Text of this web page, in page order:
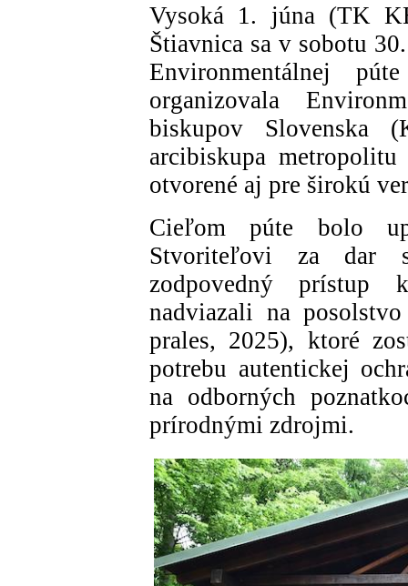
Vysoká 1. júna (TK
Štiavnica sa v sobotu
Environmentálnej
organizovala
biskupov Slovenska
arcibiskupa
otvorené aj pre širokú
Cieľom púte bolo
Stvoriteľovi za dar
zodpovedný prístup
nadviazali na
prales, 2025), ktoré
potrebu autentickej
na odborných
prírodnými zdrojmi.